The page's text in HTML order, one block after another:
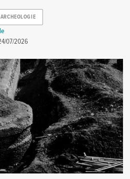
ARCHEOLOGIE
07/2026